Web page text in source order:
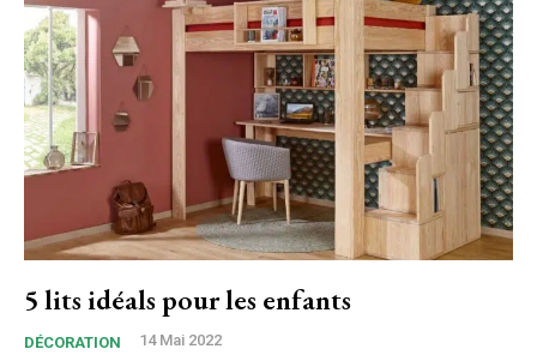
5 lits idéals pour les enfants
DÉCORATION 14 Mai 2022